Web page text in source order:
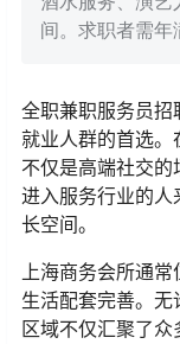
间。求职者需年
全职兼职服务员
就业人群的首选
不仅是高端社交的
进入服务行业的
长空间。
上海商务会所通常
生活配套完善。
区域不仅汇聚了